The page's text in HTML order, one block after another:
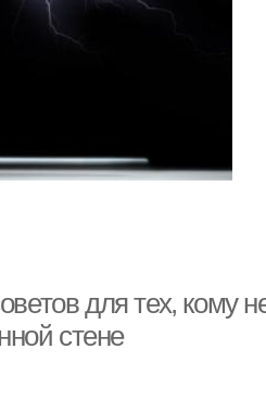
для тех, кому
стене